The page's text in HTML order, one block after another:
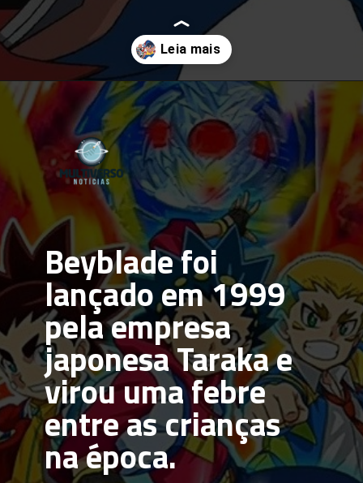
Opening
Beyblade foi
lançado em 1999
pela empresa
japonesa Taraka e
virou uma febre
entre as crianças
na época.